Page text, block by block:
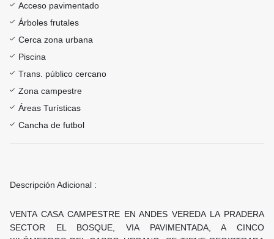
Acceso pavimentado
Árboles frutales
Cerca zona urbana
Piscina
Trans. público cercano
Zona campestre
Áreas Turísticas
Cancha de futbol
Descripción Adicional :
VENTA CASA CAMPESTRE EN ANDES VEREDA LA PRADERA
SECTOR EL BOSQUE, VIA PAVIMENTADA, A CINCO